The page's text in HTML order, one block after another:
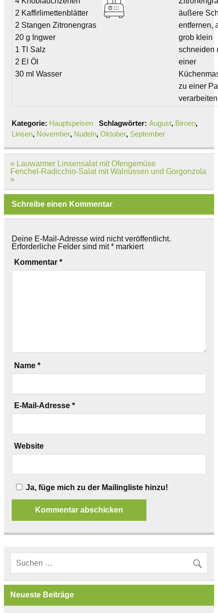
2 Kaffirlimettenblätter
2 Stangen Zitronengras
20 g Ingwer
1 Tl Salz
2 El Öl
30 ml Wasser
äußere
entfernen,
grob klein
schneiden
einer
zu einer
Kategorie: Hauptspeisen Schlagwörter: August, Birnen,
Linsen, November, Nudeln, Oktober, September
Beitragsnavigation
« Lauwarmer Linsensalat mit Ofengemüse
Fenchel-Radicchio-Salat mit Walnüssen und Gorgonzola
»
Schreibe einen Kommentar
Deine E-Mail-Adresse wird nicht veröffentlicht.
Erforderliche Felder sind mit* markiert
Kommentar *
Name *
E-Mail-Adresse *
Website
Ja, füge mich zu der Mailingliste hinzu!
Neueste Beiträge